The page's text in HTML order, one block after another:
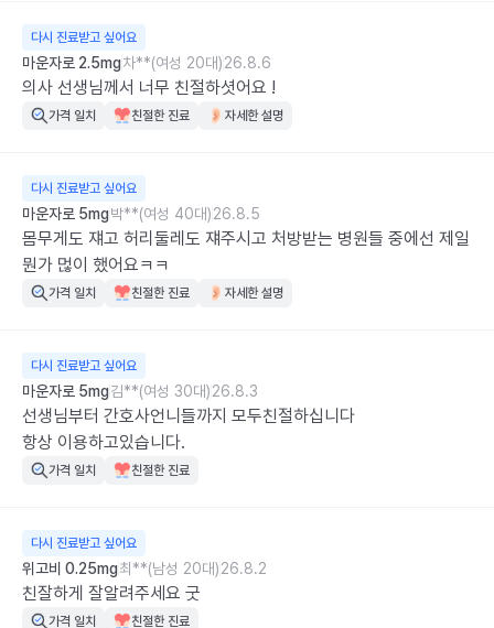
다시 진료받고 싶어요
마운자로 2.5mg차**(여성 20대)26.8.6
의사 선생님께서 너무 친절하셧어요 !
가격 일치 친절한 진료 자세한 설명
다시 진료받고 싶어요
마운자로 5mg박**(여성 40대)26.8.5
몸무게도 쟤고 허리둘레도 쟤주시고 처방받는 병원들 중에선 제일
뭔가 먾이 했어요ㅋㅋ
가격 일치 친절한 진료 자세한 설명
다시 진료받고 싶어요
마운자로 5mg김**(여성 30대)26.8.3
선생님부터 간호사언니들까지 모두친절하십니다
항상 이용하고있습니다.
가격 일치 친절한 진료
다시 진료받고 싶어요
위고비 0.25mg최**(남성 20대)26.8.2
친잘하게 잘알려주세요 굿
가격 일치 친절한 진료